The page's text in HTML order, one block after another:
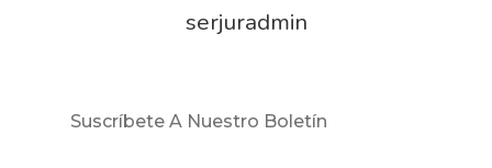
serjuradmin
Suscríbete A Nuestro BoletínNoticias